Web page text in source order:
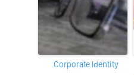
Corporate Identity